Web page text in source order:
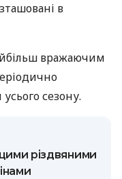
в
вражаючим
сезону.
різдвяними